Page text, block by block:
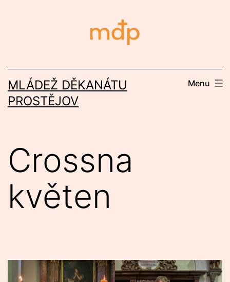
MLÁDEŽ DĚKANÁTU
PROSTĚJOV
Menu
Crossna
květen